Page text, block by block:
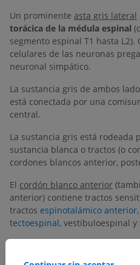
Un prominente asta gris lateral
torácica de la médula espinal
segmento espinal T1 hasta L2).
celulares de las neuronas
neuronal simpático.
La sustancia gris de ambos
está conectada por una
central.
La sustancia gris está rodeada
sustancia blanca o tractos (o
cordones blancos anterior,
El cordón blanco anterior
anterior) contiene tractos
tractos espinotalámico anterior,
tectoespinal, vestibuloespinal